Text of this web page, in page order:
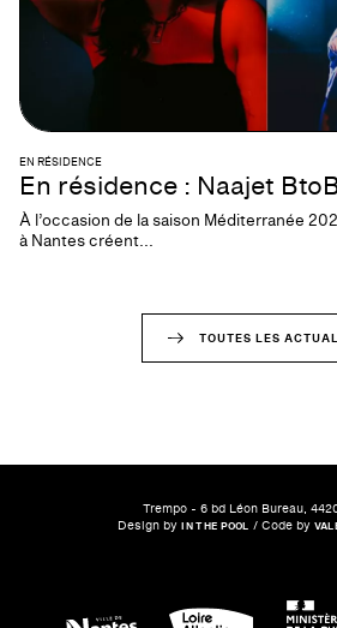
EN RÉSIDENCE
En résidence : Naajet
À l’occasion de la saison Méditerranée
à Nantes créent...
TOUTES LES
Trempo - 6 bd Léon Bureau,
Design byIN THE POOL / Code by